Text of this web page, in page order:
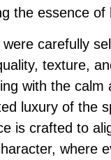
the essence of
carefully
texture,
with the calm
luxury of the
is crafted to
where